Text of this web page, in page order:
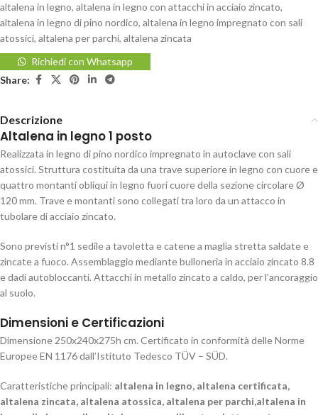
altalena in legno, altalena in legno con attacchi in acciaio zincato,
altalena in legno di pino nordico, altalena in legno impregnato con sali
atossici, altalena per parchi, altalena zincata
Richiedi con Whatsapp
Share:
Descrizione
Altalena in legno 1 posto
Realizzata in legno di pino nordico impregnato in autoclave con sali
atossici. Struttura costituita da una trave superiore in legno con cuore e
quattro montanti obliqui in legno fuori cuore della sezione circolare Ø
120 mm. Trave e montanti sono collegati tra loro da un attacco in
tubolare di acciaio zincato.
Sono previsti n°1 sedile a tavoletta e catene a maglia stretta saldate e
zincate a fuoco. Assemblaggio mediante bulloneria in acciaio zincato 8.8
e dadi autobloccanti. Attacchi in metallo zincato a caldo, per l’ancoraggio
al suolo.
Dimensioni e Certificazioni
Dimensione 250x240x275h cm. Certificato in conformità delle Norme
Europee EN 1176 dall’Istituto Tedesco TÜV – SÜD.
Caratteristiche principali: altalena in legno, altalena certificata,
altalena zincata, altalena atossica, altalena per parchi,altalena in